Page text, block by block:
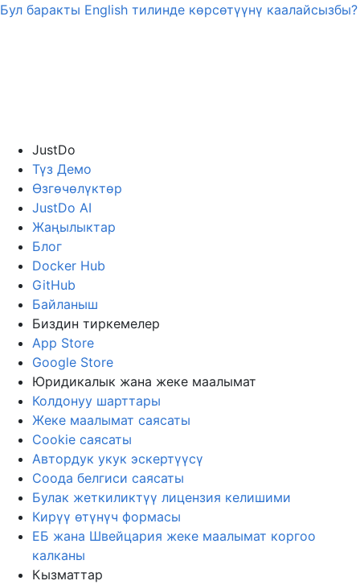
Бул баракты English тилинде көрсөтүүнү каалайсызбы?
JustDo
Түз Демо
Өзгөчөлүктөр
JustDo AI
Жаңылыктар
Блог
Docker Hub
GitHub
Байланыш
Биздин тиркемелер
App Store
Google Store
Юридикалык жана жеке маалымат
Колдонуу шарттары
Жеке маалымат саясаты
Cookie саясаты
Автордук укук эскертүүсү
Соода белгиси саясаты
Булак жеткиликтүү лицензия келишими
Кирүү өтүнүч формасы
ЕБ жана Швейцария жеке маалымат коргоо
калканы
Кызматтар